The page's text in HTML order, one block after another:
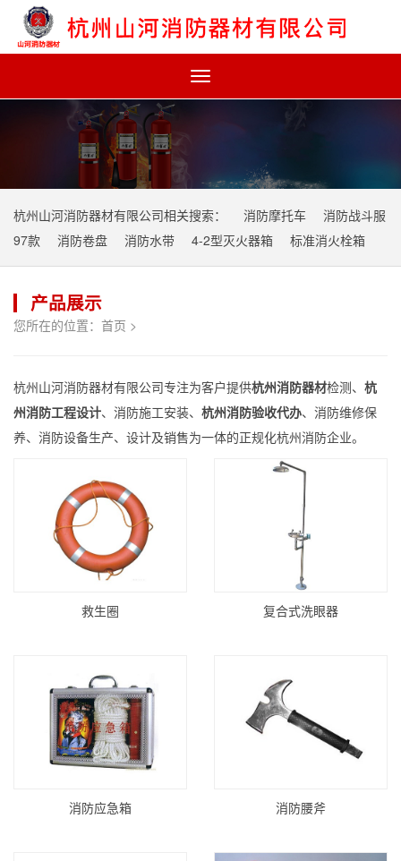
Toggle
杭州山河消防器材有限公司相关搜索： 消防摩托车
消防战斗服
97款
消防卷盘 消防水带 4-2型灭火器箱 标准消火栓箱
产品展示
您所在的位置： 首页 >
杭州山河消防器材有限公司专注为客户提供杭州消防器材检测、 杭
州消防工程设计、消防施工安装、 杭州消防验收代办、消防维修保
养、消防设备生产、设计及销售为一体的正规化杭州消防企业。
救生圈 复合式洗眼器
消防应急箱 消防腰斧